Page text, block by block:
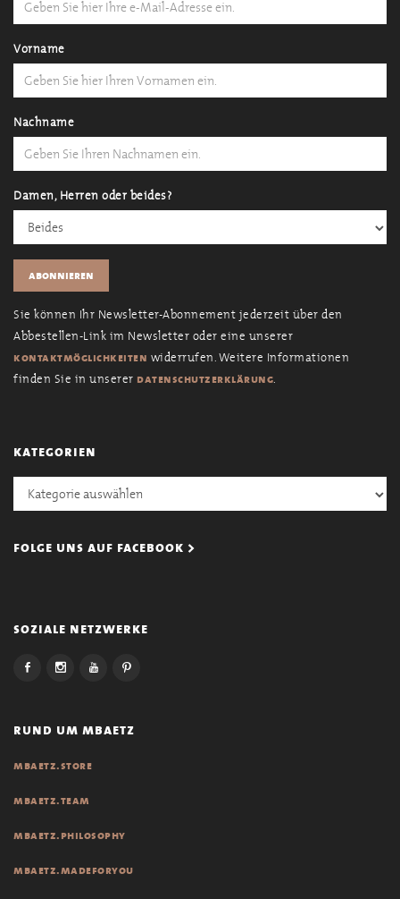
Vorname
Nachname
Damen, Herren oder beides?
Sie können Ihr Newsletter-Abonnement jederzeit über den
Abbestellen-Link im Newsletter oder eine unserer
kontaktmöglichkeiten widerrufen. Weitere Informationen
finden Sie in unserer datenschutzerklärung.
kategorien
Kategorien
folge uns auf facebook >
soziale netzwerke
rund um mbaetz
mbaetz.store
mbaetz.team
mbaetz.philosophy
mbaetz.madeforyou